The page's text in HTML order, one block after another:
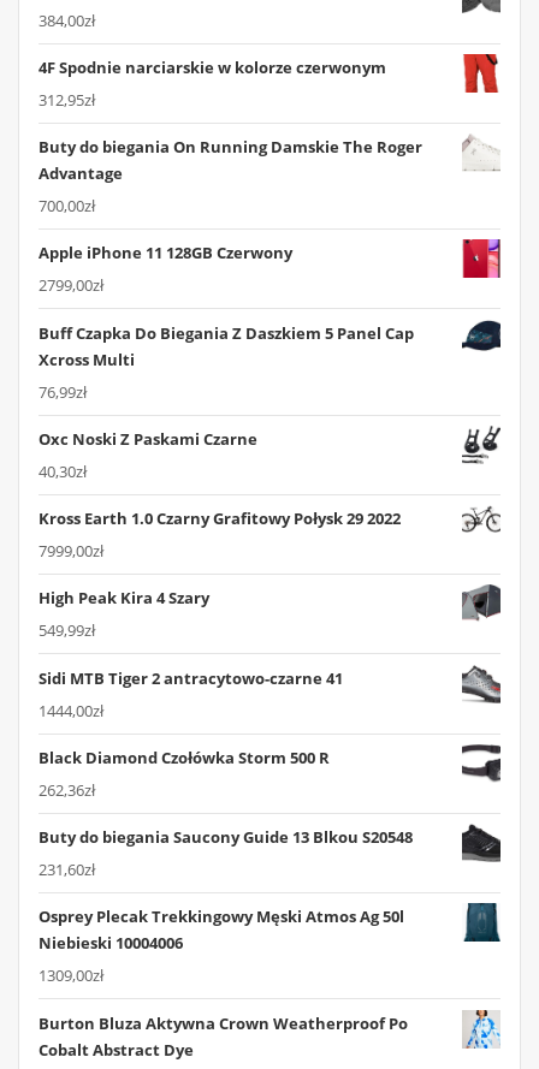
384,00zł
4F Spodnie narciarskie w kolorze czerwonym
312,95zł
Buty do biegania On Running Damskie The Roger
Advantage
700,00zł
Apple iPhone 11 128GB Czerwony
2799,00zł
Buff Czapka Do Biegania Z Daszkiem 5 Panel Cap
Xcross Multi
76,99zł
Oxc Noski Z Paskami Czarne
40,30zł
Kross Earth 1.0 Czarny Grafitowy Połysk 29 2022
7999,00zł
High Peak Kira 4 Szary
549,99zł
Sidi MTB Tiger 2 antracytowo-czarne 41
1444,00zł
Black Diamond Czołówka Storm 500 R
262,36zł
Buty do biegania Saucony Guide 13 Blkou S20548
231,60zł
Osprey Plecak Trekkingowy Męski Atmos Ag 50l
Niebieski 10004006
1309,00zł
Burton Bluza Aktywna Crown Weatherproof Po
Cobalt Abstract Dye